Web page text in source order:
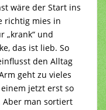
wäre der Start ins
richtig mies in
„krank“ und
das ist lieb. So
den Alltag
geht zu vieles
jetzt erst so
man sortiert